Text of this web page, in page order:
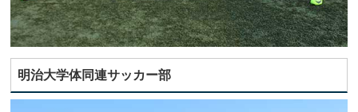
明治大学体同連サッカー部